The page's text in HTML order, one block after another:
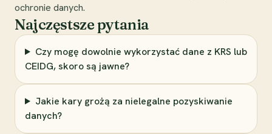
ochronie danych.
Najczęstsze pytania
Czy mogę dowolnie wykorzystać dane z KRS lub
CEIDG, skoro są jawne?
Jakie kary grożą za nielegalne pozyskiwanie
danych?